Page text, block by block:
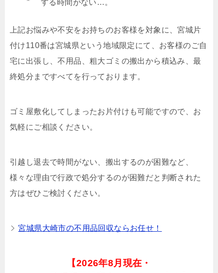
する時間がない…。
上記お悩みや不安をお持ちのお客様を対象に、宮城片
付け110番は宮城県という地域限定にて、お客様のご自
宅に出張し、不用品、粗大ゴミの搬出から積込み、最
終処分まですべてを行っております。
ゴミ屋敷化してしまったお片付けも可能ですので、お
気軽にご相談ください。
引越し退去で時間がない、搬出するのが困難など、
様々な理由で行政で処分するのが困難だと判断された
方はぜひご検討ください。
宮城県大崎市の不用品回収ならお任せ！
【2026年8月現在・